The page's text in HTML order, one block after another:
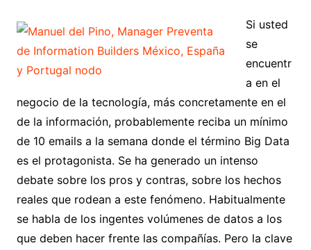
Si usted
se
encuentr
a en el
negocio de la tecnología, más concretamente en el
de la información, probablemente reciba un mínimo
de 10 emails a la semana donde el término Big Data
es el protagonista. Se ha generado un intenso
debate sobre los pros y contras, sobre los hechos
reales que rodean a este fenómeno. Habitualmente
se habla de los ingentes volúmenes de datos a los
que deben hacer frente las compañías. Pero la clave